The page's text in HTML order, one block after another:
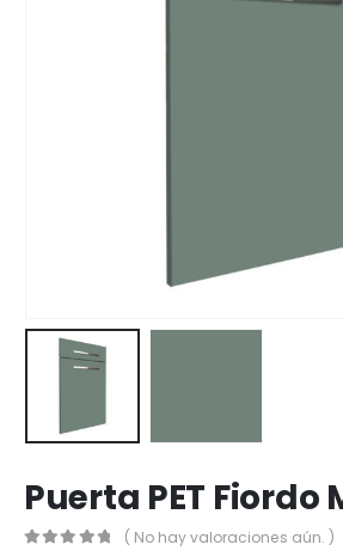
Puerta PET Fiordo
( No hay valoraciones aún. )